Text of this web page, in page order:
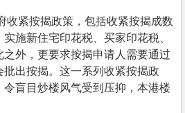
收紧按揭政策，包括收紧按揭成数
施新住宅印花税、买家印花税、
外，更要求按揭申请人需要通过
出按揭。这一系列收紧按揭政
盲目炒楼风气受到压抑，本港楼